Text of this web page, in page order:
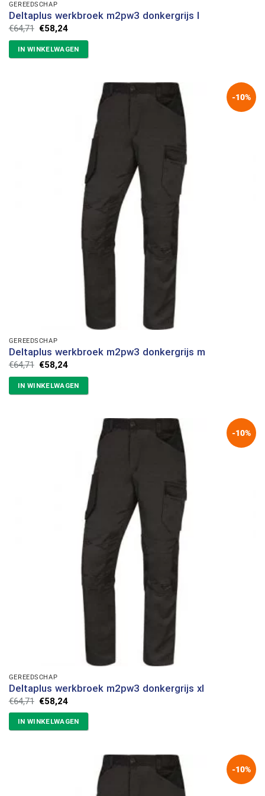
GEREEDSCHAP
Deltaplus werkbroek m2pw3 donkergrijs l
€64,71 Oorspronkelijke
prijs
was:
€64,71.
€58,24Huidige
is:
€58,24.
IN WINKELWAGEN
-10%
GEREEDSCHAP
Deltaplus werkbroek m2pw3 donkergrijs m
€64,71 Oorspronkelijke
prijs
was:
€64,71.
€58,24Huidige
is:
€58,24.
IN WINKELWAGEN
-10%
GEREEDSCHAP
Deltaplus werkbroek m2pw3 donkergrijs xl
€64,71 Oorspronkelijke
prijs
was:
€64,71.
€58,24Huidige
is:
€58,24.
IN WINKELWAGEN
-10%